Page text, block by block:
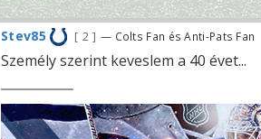
Stev85 2 — Colts Fan és Anti-Pats Fan
Személy szerint keveslem a 40 évet...